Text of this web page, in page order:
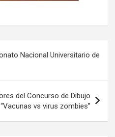
Nacional Universitario de
del Concurso de Dibujo
“Vacunas vs virus zombies”